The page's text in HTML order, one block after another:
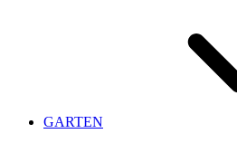
GARTEN